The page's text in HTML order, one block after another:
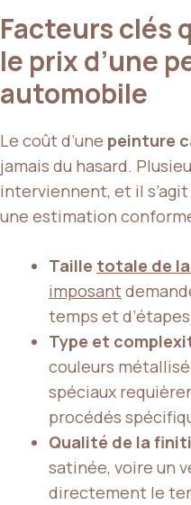
Facteurs clés
le prix d’une
automobile
Le coût d’une peinture
jamais du hasard.
interviennent, et il
une estimation
Taille totale de
imposant
temps et
Type et
couleurs
spéciaux
procédés
Qualité de la
satinée, voire un
directement le